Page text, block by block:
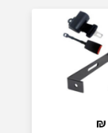
₪